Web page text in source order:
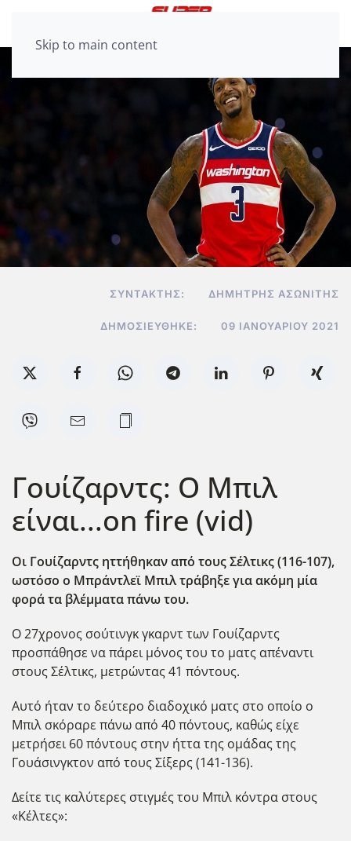
Skip to main content
ΣΥΝΤΆΚΤΗΣ: ΔΗΜΉΤΡΗΣ ΑΣΩΝΊΤΗΣ
ΔΗΜΟΣΙΕΎΘΗΚΕ: 09 ΙΑΝΟΥΑΡΊΟΥ 2021
Γουίζαρντς: Ο Μπιλ
είναι...on fire (vid)
Oι Γουίζαρντς ηττήθηκαν από τους Σέλτικς (116-107),
ωστόσο ο Μπράντλεϊ Μπιλ τράβηξε για ακόμη μία
φορά τα βλέμματα πάνω του.
Ο 27χρονος σούτινγκ γκαρντ των Γουίζαρντς
προσπάθησε να πάρει μόνος του το ματς απέναντι
στους Σέλτικς, μετρώντας 41 πόντους.
Αυτό ήταν το δεύτερο διαδοχικό ματς στο οποίο ο
Μπιλ σκόραρε πάνω από 40 πόντους, καθώς είχε
μετρήσει 60 πόντους στην ήττα της ομάδας της
Γουάσινγκτον από τους Σίξερς (141-136).
Δείτε τις καλύτερες στιγμές του Μπιλ κόντρα στους
«Κέλτες»: